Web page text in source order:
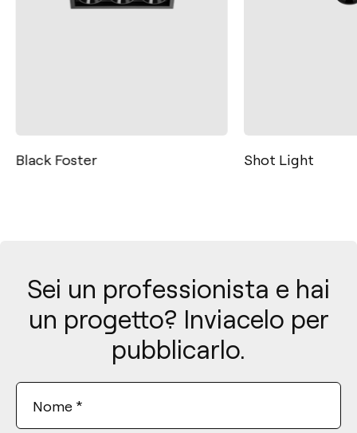
Black Foster Shot Light
Sei un professionista e hai
un progetto? Inviacelo per
pubblicarlo.
Nome *